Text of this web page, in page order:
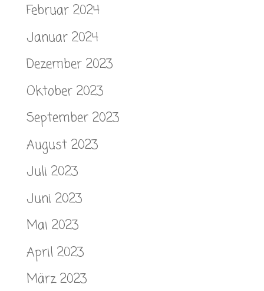
Februar 2024
Januar 2024
Dezember 2023
Oktober 2023
September 2023
August 2023
Juli 2023
Juni 2023
Mai 2023
April 2023
März 2023